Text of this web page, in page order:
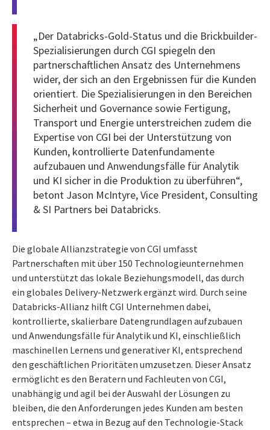
„Der Databricks-Gold-Status und die Brickbuilder-
Spezialisierungen durch CGI spiegeln den
partnerschaftlichen Ansatz des Unternehmens
wider, der sich an den Ergebnissen für die Kunden
orientiert. Die Spezialisierungen in den Bereichen
Sicherheit und Governance sowie Fertigung,
Transport und Energie unterstreichen zudem die
Expertise von CGI bei der Unterstützung von
Kunden, kontrollierte Datenfundamente
aufzubauen und Anwendungsfälle für Analytik
und KI sicher in die Produktion zu überführen“,
betont Jason McIntyre, Vice President, Consulting
& SI Partners bei Databricks.
Die globale Allianzstrategie von CGI umfasst
Partnerschaften mit über 150 Technologieunternehmen
und unterstützt das lokale Beziehungsmodell, das durch
ein globales Delivery-Netzwerk ergänzt wird. Durch seine
Databricks-Allianz hilft CGI Unternehmen dabei,
kontrollierte, skalierbare Datengrundlagen aufzubauen
und Anwendungsfälle für Analytik und KI, einschließlich
maschinellen Lernens und generativer KI, entsprechend
den geschäftlichen Prioritäten umzusetzen. Dieser Ansatz
ermöglicht es den Beratern und Fachleuten von CGI,
unabhängig und agil bei der Auswahl der Lösungen zu
bleiben, die den Anforderungen jedes Kunden am besten
entsprechen – etwa in Bezug auf den Technologie-Stack